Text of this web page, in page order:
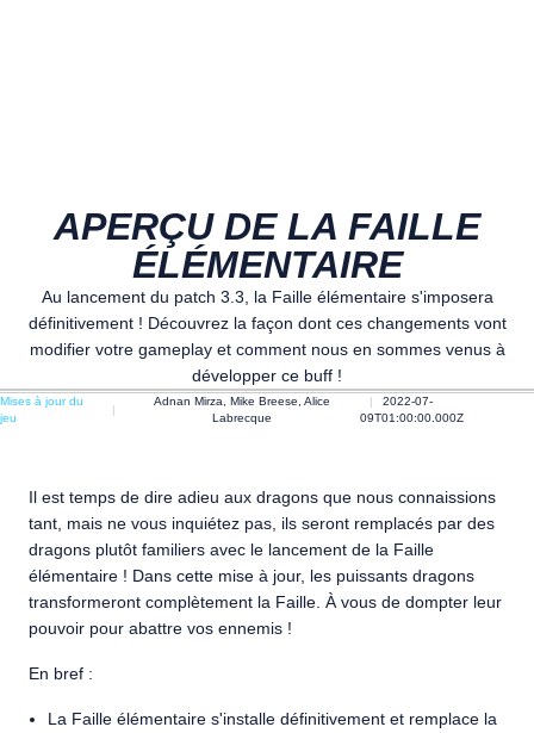
APERÇU DE LA FAILLE
ÉLÉMENTAIRE
Au lancement du patch 3.3, la Faille élémentaire s'imposera
définitivement ! Découvrez la façon dont ces changements vont
modifier votre gameplay et comment nous en sommes venus à
développer ce buff !
Mises à jour du
jeu
Adnan Mirza, Mike Breese, Alice
Labrecque
2022-07-
09T01:00:00.000Z
Il est temps de dire adieu aux dragons que nous connaissions
tant, mais ne vous inquiétez pas, ils seront remplacés par des
dragons plutôt familiers avec le lancement de la Faille
élémentaire ! Dans cette mise à jour, les puissants dragons
transformeront complètement la Faille. À vous de dompter leur
pouvoir pour abattre vos ennemis !
En bref :
La Faille élémentaire s'installe définitivement et remplace la